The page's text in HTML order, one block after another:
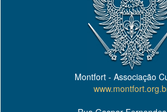
Montfort - Associação